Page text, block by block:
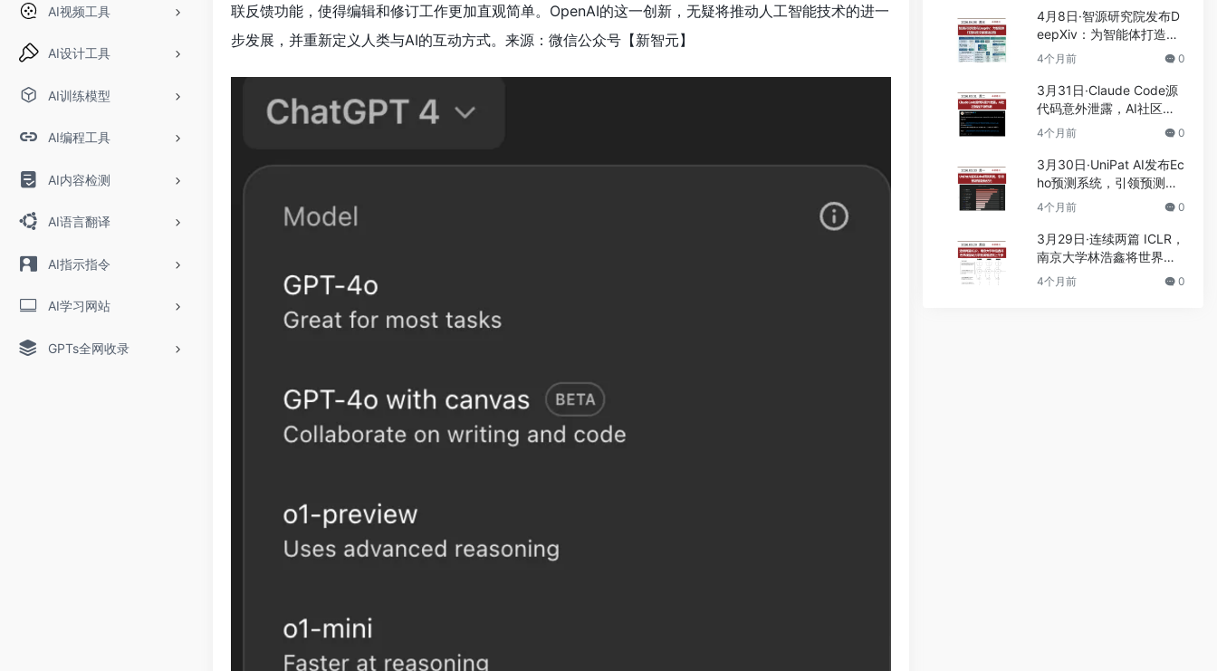
AI视频工具
AI设计工具
AI训练模型
AI编程工具
AI内容检测
AI语言翻译
AI指示指令
AI学习网站
GPTs全网收录
联反馈功能，使得编辑和修订工作更加直观简单。OpenAI的这一创新，无疑将推动人工智能技术的进一
步发展，并重新定义人类与AI的互动方式。来源：微信公众号【新智元】
4月8日·智源研究院发布D
eepXiv：为智能体打造科
技文献基础设施
4个月前 0
3月31日·Claude Code源
代码意外泄露，AI社区掀
起开源热潮
4个月前 0
3月30日·UniPat AI发布Ec
ho预测系统，引领预测智
能新纪元
4个月前 0
3月29日·连续两篇 ICLR，
南京大学林浩鑫将世界模
型动力学推演推进到上千
4个月前 0